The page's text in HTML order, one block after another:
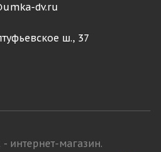
dv.ru
ш., 37
интернет-магазин.